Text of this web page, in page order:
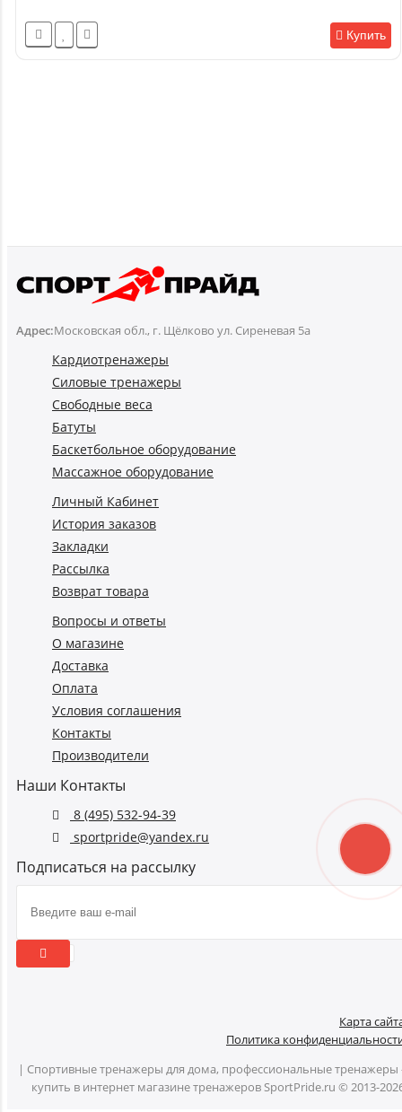
Купить
Адрес:Московская обл., г. Щёлково ул. Сиреневая 5а
Кардиотренажеры
Силовые тренажеры
Свободные веса
Батуты
Баскетбольное оборудование
Массажное оборудование
Личный Кабинет
История заказов
Закладки
Рассылка
Возврат товара
Вопросы и ответы
О магазине
Доставка
Оплата
Условия соглашения
Контакты
Производители
Наши Контакты
8 (495) 532-94-39
sportpride@yandex.ru
Подписаться на рассылку
Карта
Политика
| Спортивные тренажеры для дома, профессиональные тренажеры
купить в интернет магазине тренажеров SportPride.ru © 2013-